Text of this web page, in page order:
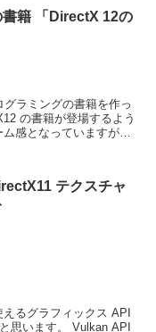
籍 「DirectX 12の
ラミングの書籍を作っ
の書籍が登場するよう
感となっていますが、
テクスチャ
るグラフィックス API
思います。 Vulkan API